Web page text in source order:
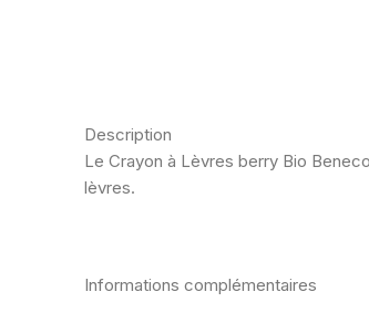
Description
Le Crayon à Lèvres berry Bio
lèvres.
Informations complémentaires